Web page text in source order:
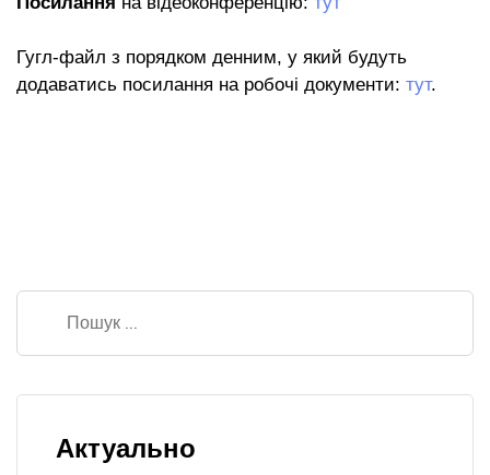
Гугл-файл з порядком денним, у який будуть
додаватись посилання на робочі документи: тут.
Актуально